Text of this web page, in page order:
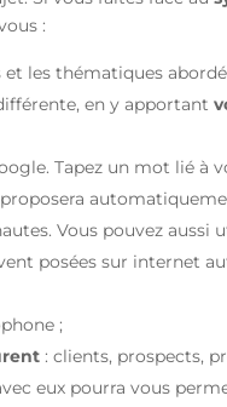
:
les thématiques
en y apportant
Tapez un mot lié à
Vous pouvez aussi
posées sur internet
;
: clients, prospects,
eux pourra vous